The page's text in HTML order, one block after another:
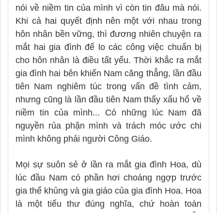
nói về niềm tin của mình vì còn tin đâu mà nói.
Khi cả hai quyết định nên một với nhau trong
hôn nhân bền vững, thì đương nhiên chuyện ra
mắt hai gia đình để lo các công việc chuẩn bị
cho hôn nhân là điều tất yếu. Thời khắc ra mắt
gia đình hai bên khiến Nam căng thẳng, lần đầu
tiên Nam nghiêm túc trong vấn đề tình cảm,
nhưng cũng là lần đầu tiên Nam thấy xấu hổ về
niềm tin của mình... Có những lúc Nam đã
nguyền rủa phận mình và trách móc ước chi
mình không phải người Công Giáo.
Mọi sự suôn sẻ ở lần ra mắt gia đình Hoa, dù
lúc đầu Nam có phần hơi choáng ngợp trước
gia thế khủng và gia giáo của gia đình Hoa. Hoa
là một tiểu thư đúng nghĩa, chứ hoàn toàn